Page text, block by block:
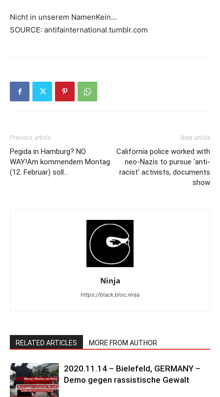
Nicht in unserem NamenKein…
SOURCE: antifainternational.tumblr.com
Previous article
Pegida in Hamburg? NO
WAY!Am kommendem Montag
(12. Februar) soll…
Next article
California police worked with
neo-Nazis to pursue 'anti-
racist' activists, documents
show
Ninja
https://black.bloc.ninja
RELATED ARTICLES MORE FROM AUTHOR
2020.11.14 – Bielefeld, GERMANY –
Demo gegen rassistische Gewalt